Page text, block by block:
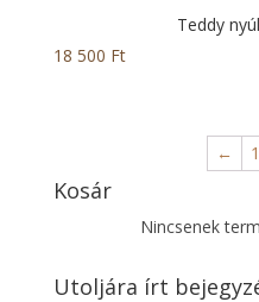
Teddy
18 500 Ft
← 1
Kosár
Nincsenek
Utoljára írt